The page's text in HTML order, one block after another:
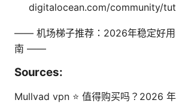
digitalocean.com/community/
—— 机场梯子推荐：2026年稳定好用
南 ——
Sources:
Mullvad vpn ⭐ 值得购买吗？2026